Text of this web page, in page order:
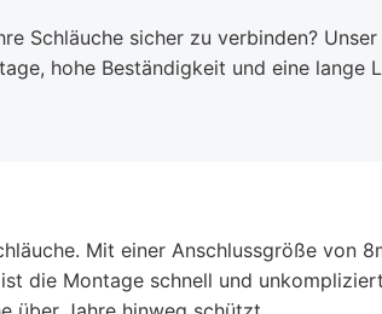
Schläuche sicher zu verbinden?
hohe Beständigkeit und eine lange
Mit einer Anschlussgröße von
die Montage schnell und